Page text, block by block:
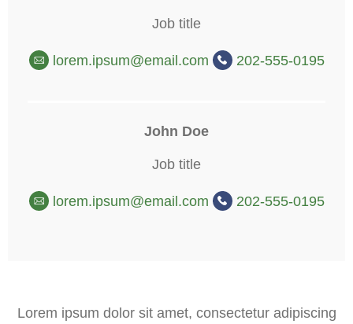
Job title
lorem.ipsum@email.com 202-555-0195
John Doe
Job title
lorem.ipsum@email.com 202-555-0195
Lorem ipsum dolor sit amet, consectetur adipiscing